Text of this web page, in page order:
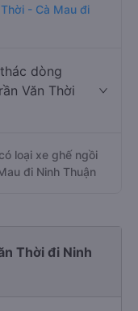
- Cà Mau đi
dòng
Văn Thời
loại xe ghế ngồi
đi Ninh Thuận
Thời đi Ninh